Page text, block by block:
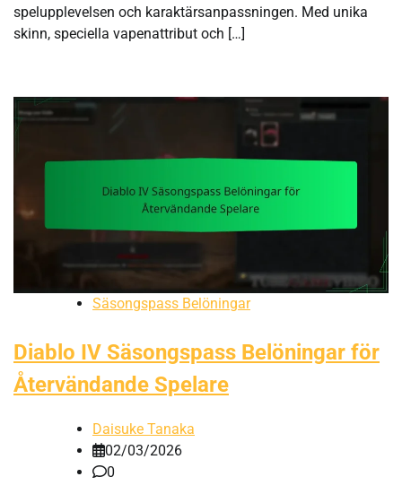
spelupplevelsen och karaktärsanpassningen. Med unika
skinn, speciella vapenattribut och […]
Säsongspass Belöningar
Diablo IV Säsongspass Belöningar för
Återvändande Spelare
Daisuke Tanaka
02/03/2026
0